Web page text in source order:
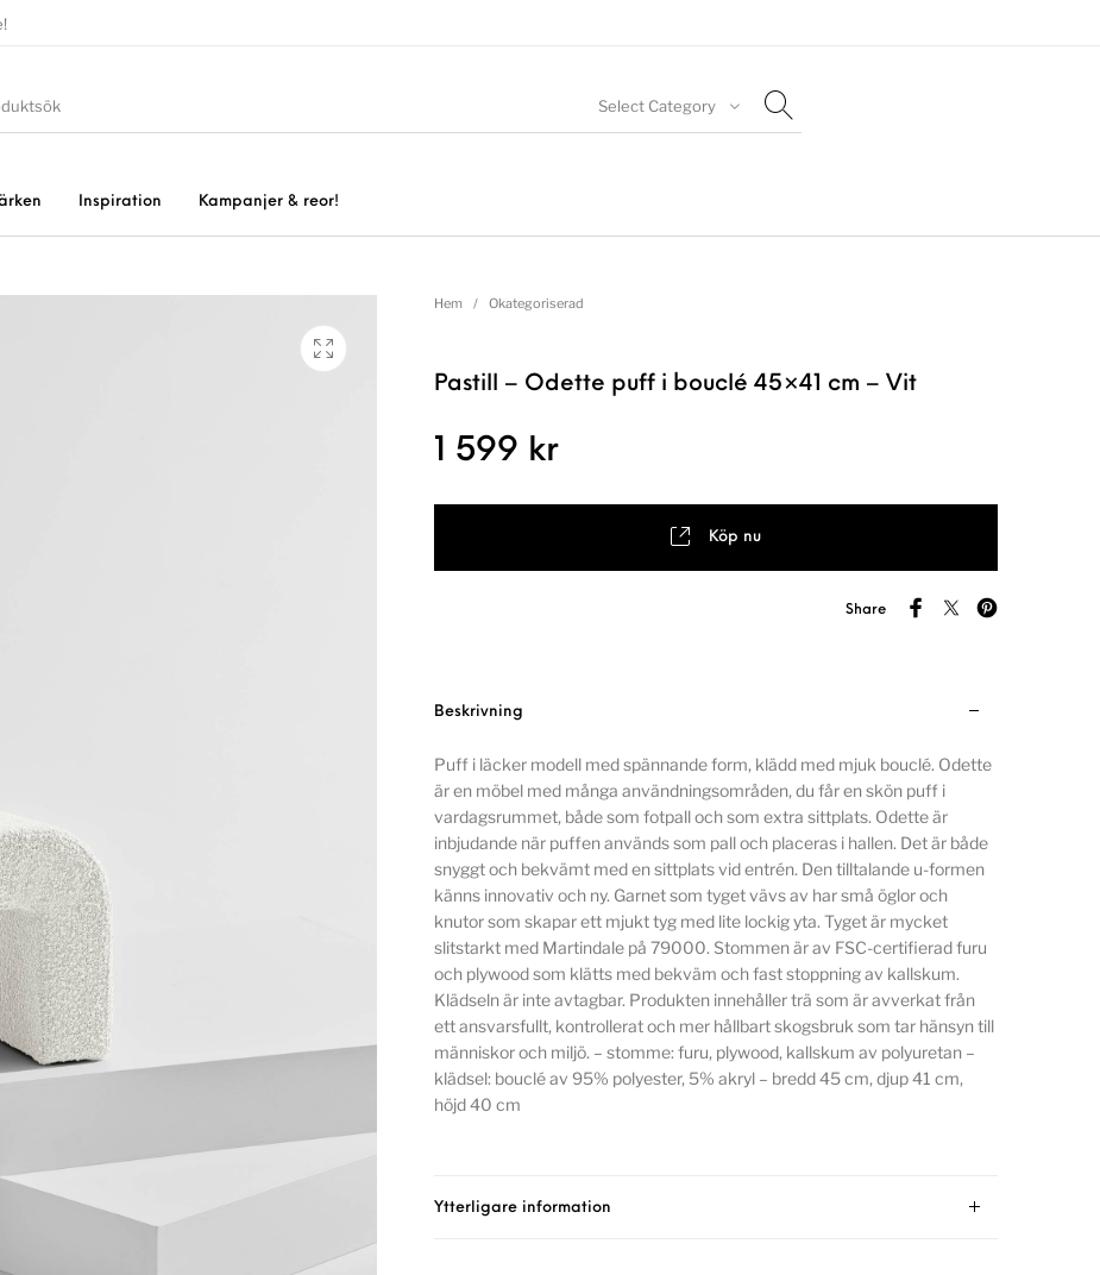
Select Category
Inspiration Kampanjer & reor!
Hem / Okategoriserad
Pastill – Odette puff i bouclé 45×41 cm – Vit
1 599 kr
Köp nu
Share
Beskrivning
Puff i läcker modell med spännande form, klädd med mjuk bouclé. Odette
är en möbel med många användningsområden, du får en skön puff i
vardagsrummet, både som fotpall och som extra sittplats. Odette är
inbjudande när puffen används som pall och placeras i hallen. Det är både
snyggt och bekvämt med en sittplats vid entrén. Den tilltalande u-formen
känns innovativ och ny. Garnet som tyget vävs av har små öglor och
knutor som skapar ett mjukt tyg med lite lockig yta. Tyget är mycket
slitstarkt med Martindale på 79000. Stommen är av FSC-certifierad furu
och plywood som klätts med bekväm och fast stoppning av kallskum.
Klädseln är inte avtagbar. Produkten innehåller trä som är avverkat från
ett ansvarsfullt, kontrollerat och mer hållbart skogsbruk som tar hänsyn till
människor och miljö. – stomme: furu, plywood, kallskum av polyuretan –
klädsel: bouclé av 95% polyester, 5% akryl – bredd 45 cm, djup 41 cm,
höjd 40 cm
Ytterligare information